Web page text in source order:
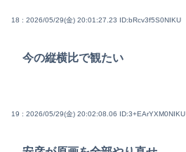
18 : 2026/05/29(金) 20:01:27.23 ID:bRcv3f5S0NIKU
今の縦横比で観たい
19 : 2026/05/29(金) 20:02:08.06 ID:3+EArYXM0NIKU